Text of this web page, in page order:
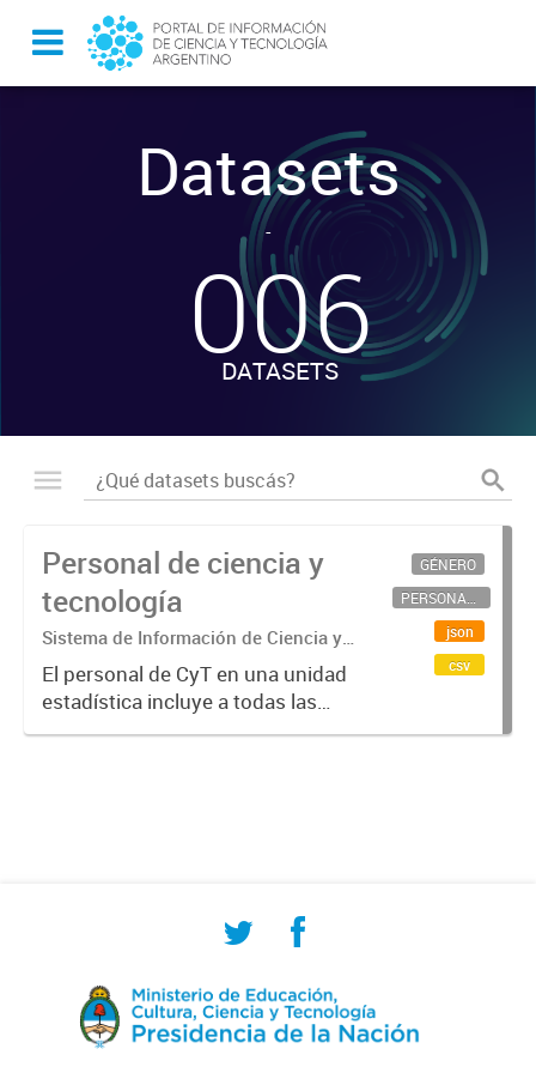
Datasets
-
006
DATASETS
Personal de ciencia y
tecnología
Sistema de Información de Ciencia y
Tecnología Argentino (SICYTAR)
El personal de CyT en una unidad
estadística incluye a todas las
personas involucradas
GÉNERO
PERSONAL CIENTÍFICO-TECNOLÓGICO
json
csv